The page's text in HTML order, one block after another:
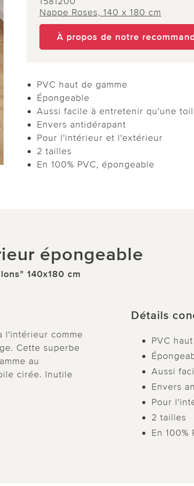
Nappe Roses, 140 x 180 cm
À propos de notre
PVC haut de gamme
Épongeable
Aussi facile à entretenir qu'une
Envers antidérapant
Pour l'intérieur et l'extérieur
2 tailles
En 100% PVC, épongeable
épongeable
140x180 cm
l'intérieur comme
Cette superbe
au
cirée. Inutile
Détails
PVC
Aussi
Envers
Pour
2 tailles
En 100%